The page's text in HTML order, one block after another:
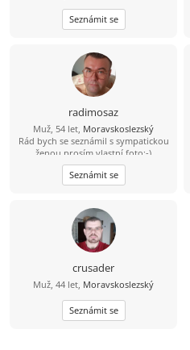
Seznámit se
radimosaz
Muž, 54 let, Moravskoslezský
Rád bych se seznámil s sympatickou
ženou,prosím vlastní foto:-)
Seznámit se
crusader
Muž, 44 let, Moravskoslezský
Seznámit se